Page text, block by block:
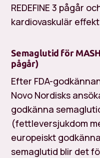
REDEFINE 3 pågår
kardiovaskulär
Semaglutid för
pågår)
Efter FDA-
Novo Nordisks
godkänna
(fettleversjukdom
europeiskt
semaglutid blir det